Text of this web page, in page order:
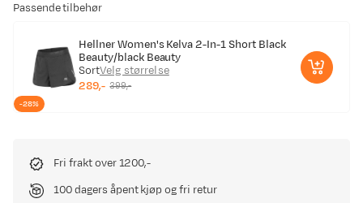
Passende tilbehør
Hellner Women's Kelva 2-In-1 Short Black
Beauty/black Beauty
SortVelg størrelse
discounted
289,-
original
399,-
-28%
Fri frakt over 1200,-
100 dagers åpent kjøp og fri retur